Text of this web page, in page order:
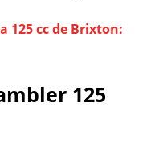
125 cc de Brixton:
125